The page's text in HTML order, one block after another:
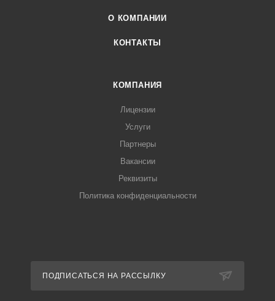
О КОМПАНИИ
КОНТАКТЫ
КОМПАНИЯ
Лицензии
Услуги
Партнеры
Вакансии
Реквизиты
Политика конфиденциальности
ПОДПИСАТЬСЯ НА РАССЫЛКУ